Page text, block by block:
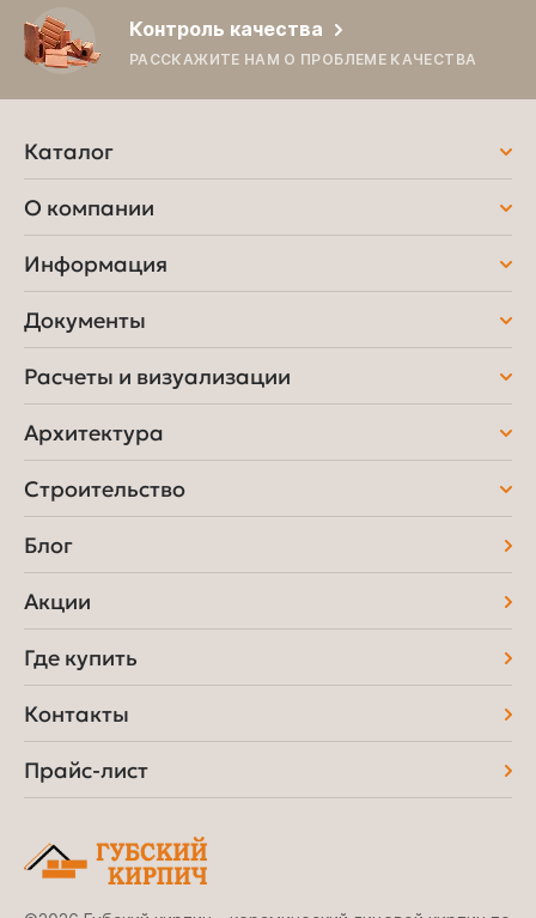
Контроль качества
РАССКАЖИТЕ НАМ О ПРОБЛЕМЕ КАЧЕСТВА
Каталог
О компании
Информация
Документы
Расчеты и визуализации
Архитектура
Строительство
Блог
Акции
Где купить
Контакты
Прайс-лист